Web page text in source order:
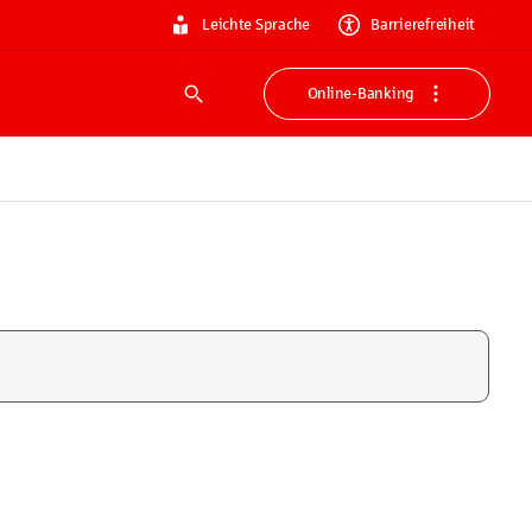
Leichte Sprache Barrierefreiheit
Suche
Online-Banking